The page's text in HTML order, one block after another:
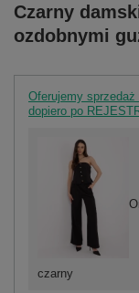
Czarny
ozdobnymi
Oferujemy sprzedaż
dopiero po
czarny